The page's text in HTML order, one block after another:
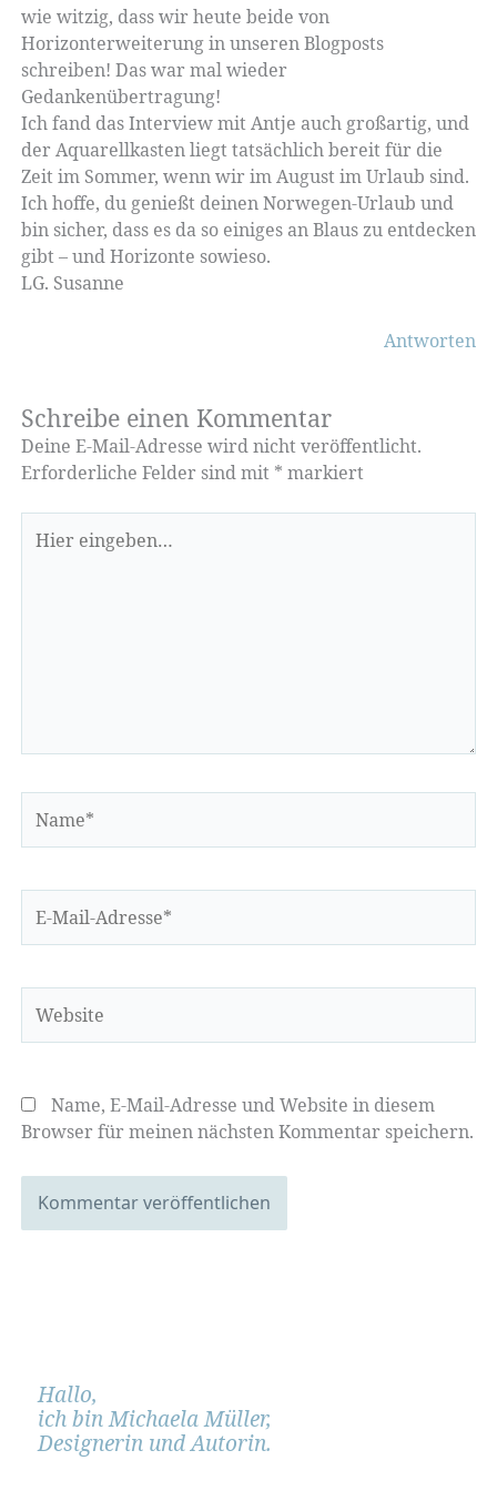
wie witzig, dass wir heute beide von
Horizonterweiterung in unseren Blogposts
schreiben! Das war mal wieder
Gedankenübertragung!
Ich fand das Interview mit Antje auch großartig, und
der Aquarellkasten liegt tatsächlich bereit für die
Zeit im Sommer, wenn wir im August im Urlaub sind.
Ich hoffe, du genießt deinen Norwegen-Urlaub und
bin sicher, dass es da so einiges an Blaus zu entdecken
gibt – und Horizonte sowieso.
LG. Susanne
Antworten
Schreibe einen Kommentar
Deine E-Mail-Adresse wird nicht veröffentlicht.
Erforderliche Felder sind mit * markiert
eingeben…
Mail-
Name, E-Mail-Adresse und Website in diesem
Browser für meinen nächsten Kommentar speichern.
Hallo,
ich bin Michaela Müller,
Designerin und Autorin.